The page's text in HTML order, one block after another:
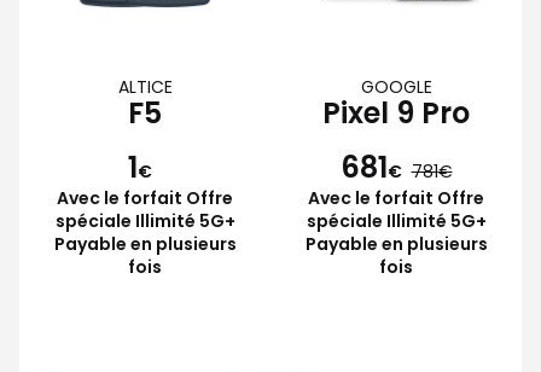
ALTICE
F5
1€
Avec le forfait Offre
spéciale Illimité 5G+
Payable en plusieurs
fois
GOOGLE
Pixel 9 Pro
681€ 781
Avec le forfait Offre
spéciale Illimité 5G+
Payable en plusieurs
fois